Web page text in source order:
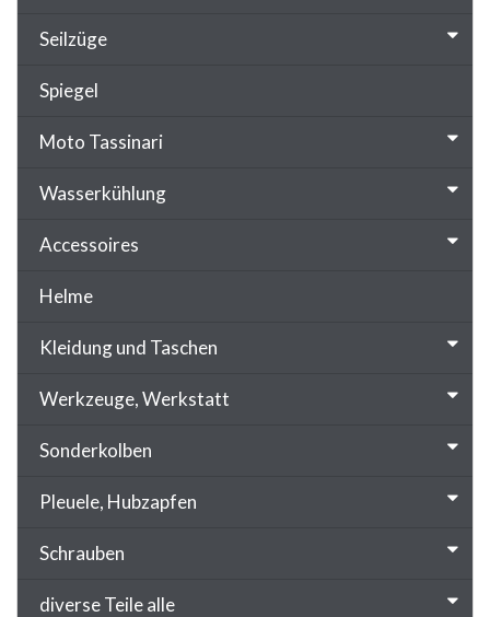
Seilzüge
Spiegel
Moto Tassinari
Wasserkühlung
Accessoires
Helme
Kleidung und Taschen
Werkzeuge, Werkstatt
Sonderkolben
Pleuele, Hubzapfen
Schrauben
diverse Teile alle